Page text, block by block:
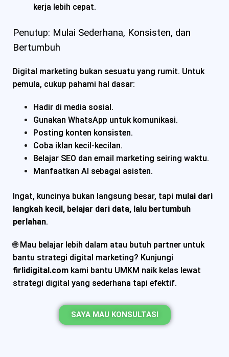
kerja lebih cepat.
Penutup: Mulai Sederhana, Konsisten, dan
Bertumbuh
Digital marketing bukan sesuatu yang rumit. Untuk
pemula, cukup pahami hal dasar:
Hadir di media sosial.
Gunakan WhatsApp untuk komunikasi.
Posting konten konsisten.
Coba iklan kecil-kecilan.
Belajar SEO dan email marketing seiring waktu.
Manfaatkan AI sebagai asisten.
Ingat, kuncinya bukan langsung besar, tapi mulai dari
langkah kecil, belajar dari data, lalu bertumbuh
perlahan.
🌐 Mau belajar lebih dalam atau butuh partner untuk
bantu strategi digital marketing? Kunjungi
firlidigital.com kami bantu UMKM naik kelas lewat
strategi digital yang sederhana tapi efektif.
SAYA MAU KONSULTASI